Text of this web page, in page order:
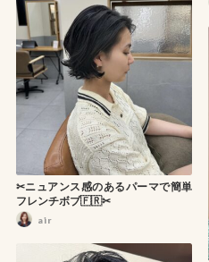
✂︎ニュアンス感のあるパーマで簡単
フレンチボブ🇫🇷✂︎
air